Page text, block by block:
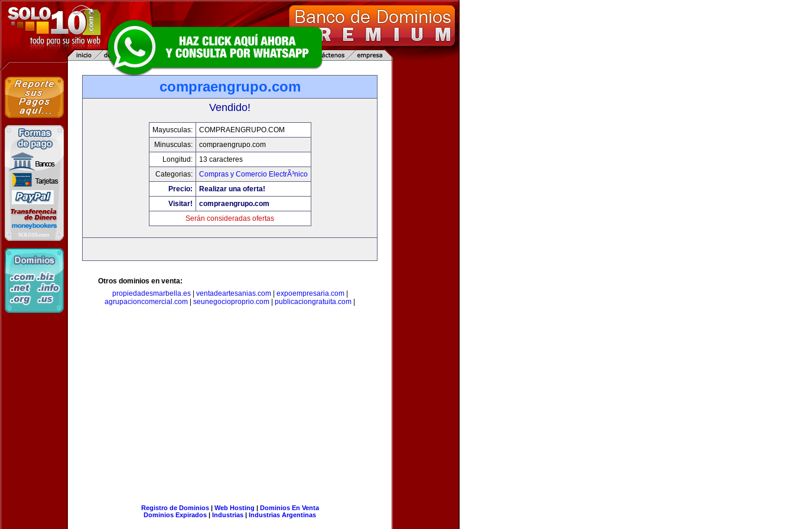
compraengrupo.com
Vendido!
Mayusculas:
COMPRAENGRUPO.COM
Minusculas:
compraengrupo.com
Longitud:
13 caracteres
Categorias:
Compras y Comercio ElectrÃ³nico
Precio:
Realizar una oferta!
Visitar!
compraengrupo.com
Serán consideradas ofertas
Otros dominios en venta:
propiedadesmarbella.es| ventadeartesanias.com| expoempresaria.com|
agrupacioncomercial.com
seunegocioproprio.com publicaciongratuita.com
Registro de Dominios| Web Hosting | Dominios En Venta
Dominios Expirados | Industrias | Industrias Argentinas